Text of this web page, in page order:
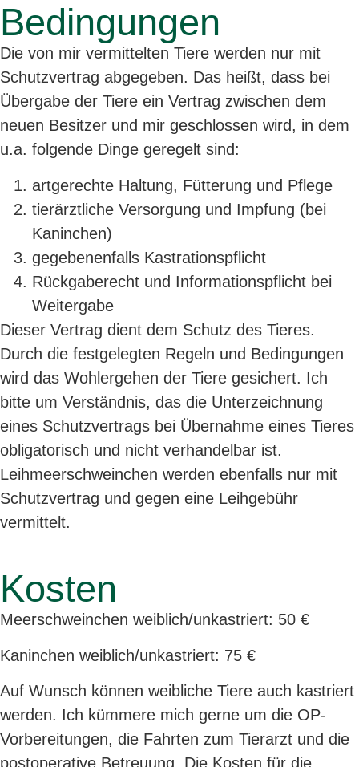
Bedingungen
Die von mir vermittelten Tiere werden nur mit
Schutzvertrag abgegeben. Das heißt, dass bei
Übergabe der Tiere ein Vertrag zwischen dem
neuen Besitzer und mir geschlossen wird, in dem
u.a. folgende Dinge geregelt sind:
artgerechte Haltung, Fütterung und Pflege
tierärztliche Versorgung und Impfung (bei
Kaninchen)
gegebenenfalls Kastrationspflicht
Rückgaberecht und Informationspflicht bei
Weitergabe
Dieser Vertrag dient dem Schutz des Tieres.
Durch die festgelegten Regeln und Bedingungen
wird das Wohlergehen der Tiere gesichert. Ich
bitte um Verständnis, das die Unterzeichnung
eines Schutzvertrags bei Übernahme eines Tieres
obligatorisch und nicht verhandelbar ist.
Leihmeerschweinchen werden ebenfalls nur mit
Schutzvertrag und gegen eine Leihgebühr
vermittelt.
Kosten
Meerschweinchen weiblich/unkastriert: 50 €
Kaninchen weiblich/unkastriert: 75 €
Auf Wunsch können weibliche Tiere auch kastriert
werden. Ich kümmere mich gerne um die OP-
Vorbereitungen, die Fahrten zum Tierarzt und die
postoperative Betreuung. Die Kosten für die